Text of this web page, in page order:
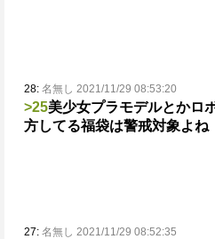
28: 名無し 2021/11/29 08:53:20
>25美少女プラモデルとかロ
方してる福袋は警戒対象よね
27: 名無し 2021/11/29 08:52:35